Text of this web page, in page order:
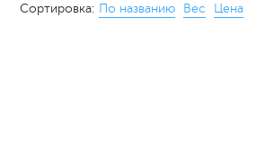
Сортировка: По названию Вес Цена